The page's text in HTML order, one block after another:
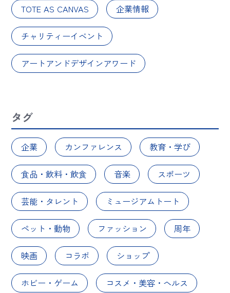
TOTE AS CANVAS 企業情報
チャリティーイベント
アートアンドデザインアワード
タグ
企業 カンファレンス 教育・学び
食品・飲料・飲食 音楽 スポーツ
芸能・タレント ミュージアムトート
ペット・動物 ファッション 周年
映画 コラボ ショップ
ホビー・ゲーム コスメ・美容・ヘルス